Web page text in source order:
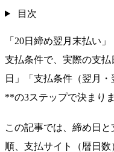
目次
「20日締め翌月末払い
支払条件で、実際の支
日」「支払条件（翌月・
**の3ステップで決まりま
この記事では、締め日
順、支払サイト（暦日